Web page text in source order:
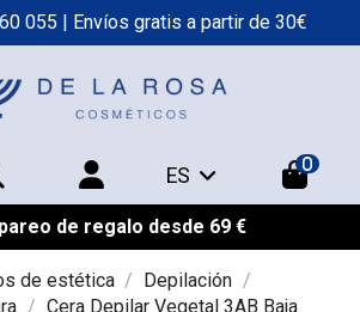
055 | Envíos gratis a partir de 30€
ES 0
de regalo desde 69 €
de estética
Depilación
Cera Depilar Vegetal 3AB Baja